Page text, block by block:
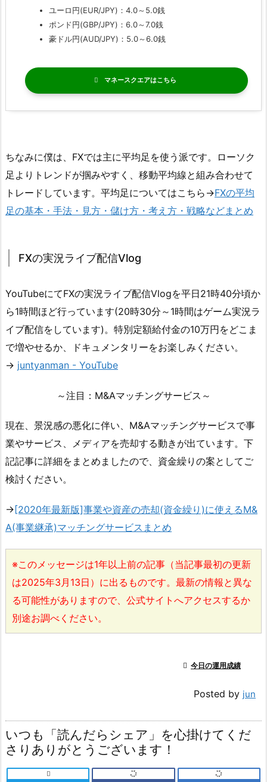
ユーロ円(EUR/JPY)：4.0～5.0銭
ポンド円(GBP/JPY)：6.0～7.0銭
豪ドル円(AUD/JPY)：5.0～6.0銭
マネースクエア
ちなみに僕は、FXでは主に平均足を使う派です。ローソク
足よりトレンドが掴みやすく、移動平均線と組み合わせて
トレードしています。平均足についてはこちら→FXの平均
足の基本・手法・見方・儲け方・考え方・戦略などまとめ
FXの実況ライブ配信Vlog
YouTubeにてFXの実況ライブ配信Vlogを平日21時40分頃か
ら1時間ほど行っています(20時30分～1時間はゲーム実況ラ
イブ配信をしています)。特別定額給付金の10万円をどこま
で増やせるか、ドキュメンタリーをお楽しみください。
→ juntyanman - YouTube
～注目：M&Aマッチングサービス～
現在、景況感の悪化に伴い、M&Aマッチングサービスで事
業やサービス、メディアを売却する動きが出ています。下
記記事に詳細をまとめましたので、資金繰りの案としてご
検討ください。
→ [2020年最新版]事業や資産の売却(資金繰り)に使えるM&
A(事業継承)マッチングサービスまとめ
※このメッセージは1年以上前の記事（当記事最初の更新
は2025年3月13日）に出るものです。最新の情報と異な
る可能性がありますので、公式サイトへアクセスするか
別途お調べください。
 今日の運用成績
Posted by jun
いつも「読んだらシェア」を心掛けてくだ
さりありがとうございます！
